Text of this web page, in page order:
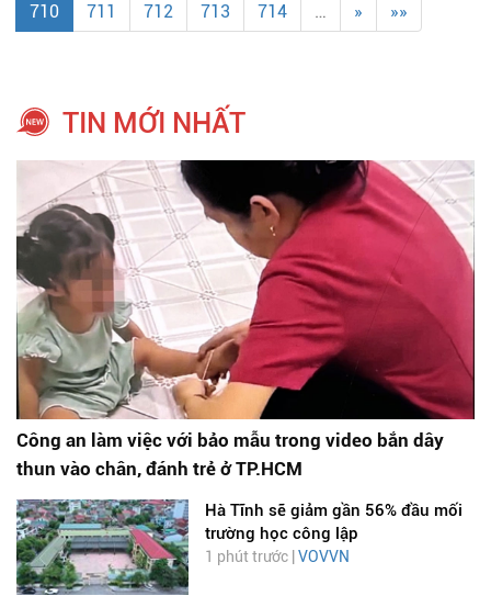
710
711 712 713 714 … » »»
TIN MỚI NHẤT
Công an làm việc với bảo mẫu trong video bắn dây
thun vào chân, đánh trẻ ở TP.HCM
Hà Tĩnh sẽ giảm gần 56% đầu mối
trường học công lập
1 phút trước |VOVVN